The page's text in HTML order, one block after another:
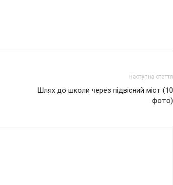
наступна стаття
Шлях до школи через підвісний міст (10
фото)